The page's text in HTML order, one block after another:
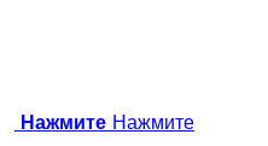
Нажмите Нажмите